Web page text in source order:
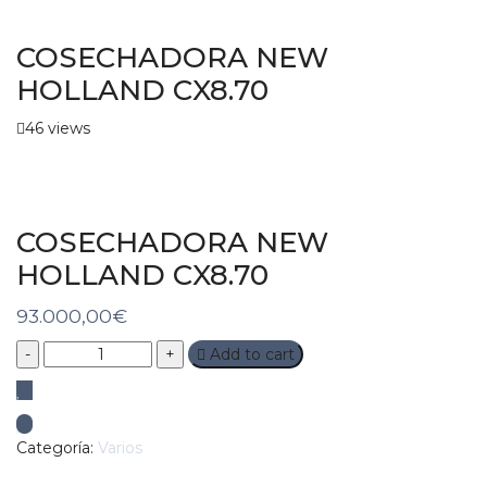
COSECHADORA NEW
HOLLAND CX8.70
46 views
COSECHADORA NEW
HOLLAND CX8.70
93.000,00€
Quantity Add to cart
Categoría: Varios